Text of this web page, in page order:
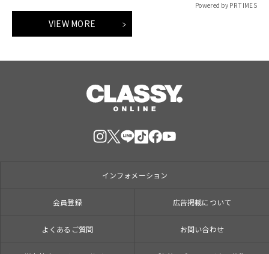
Powered by PR TIMES
VIEW MORE
インフォメーション
会員登録 広告掲載について
よくあるご質問 お問い合わせ